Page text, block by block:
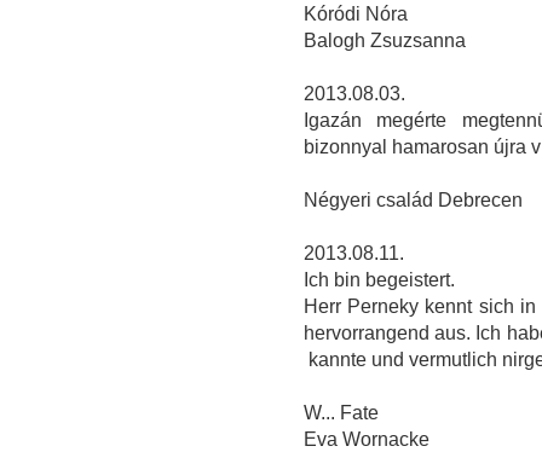
Kóródi Nóra
Balogh Zsuzsanna
2013.08.03.
Igazán megérte
bizonnyal hamarosan újra
Négyeri család Debrecen
2013.08.11.
Ich bin begeistert.
Herr Perneky kennt sich
hervorrangend aus. Ich
kannte und vermutlich
W... Fate
Eva Wornacke